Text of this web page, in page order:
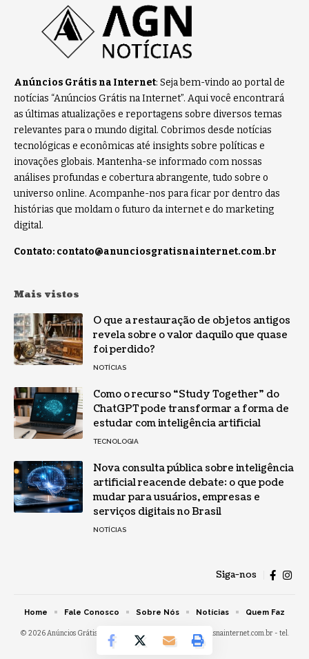
Anúncios Grátis na Internet: Seja bem-vindo ao portal de
notícias “Anúncios Grátis na Internet”. Aqui você encontrará
as últimas atualizações e reportagens sobre diversos temas
relevantes para o mundo digital. Cobrimos desde notícias
tecnológicas e econômicas até insights sobre políticas e
inovações globais. Mantenha-se informado com nossas
análises profundas e cobertura abrangente, tudo sobre o
universo online. Acompanhe-nos para ficar por dentro das
histórias que moldam o futuro da internet e do marketing
digital.
Contato: contato@anunciosgratisnainternet.com.br
Mais vistos
O que a restauração de objetos antigos
revela sobre o valor daquilo que quase
foi perdido?
NOTÍCIAS
Como o recurso “Study Together” do
ChatGPT pode transformar a forma de
estudar com inteligência artificial
TECNOLOGIA
Nova consulta pública sobre inteligência
artificial reacende debate: o que pode
mudar para usuários, empresas e
serviços digitais no Brasil
NOTÍCIAS
Siga-nos
© 2026 Anúncios Grátis na Internet - contato@anunciosgratisnainternet.com.br - tel.
(11)91754-6532
Home Fale Conosco Sobre Nós Notícias Quem Faz